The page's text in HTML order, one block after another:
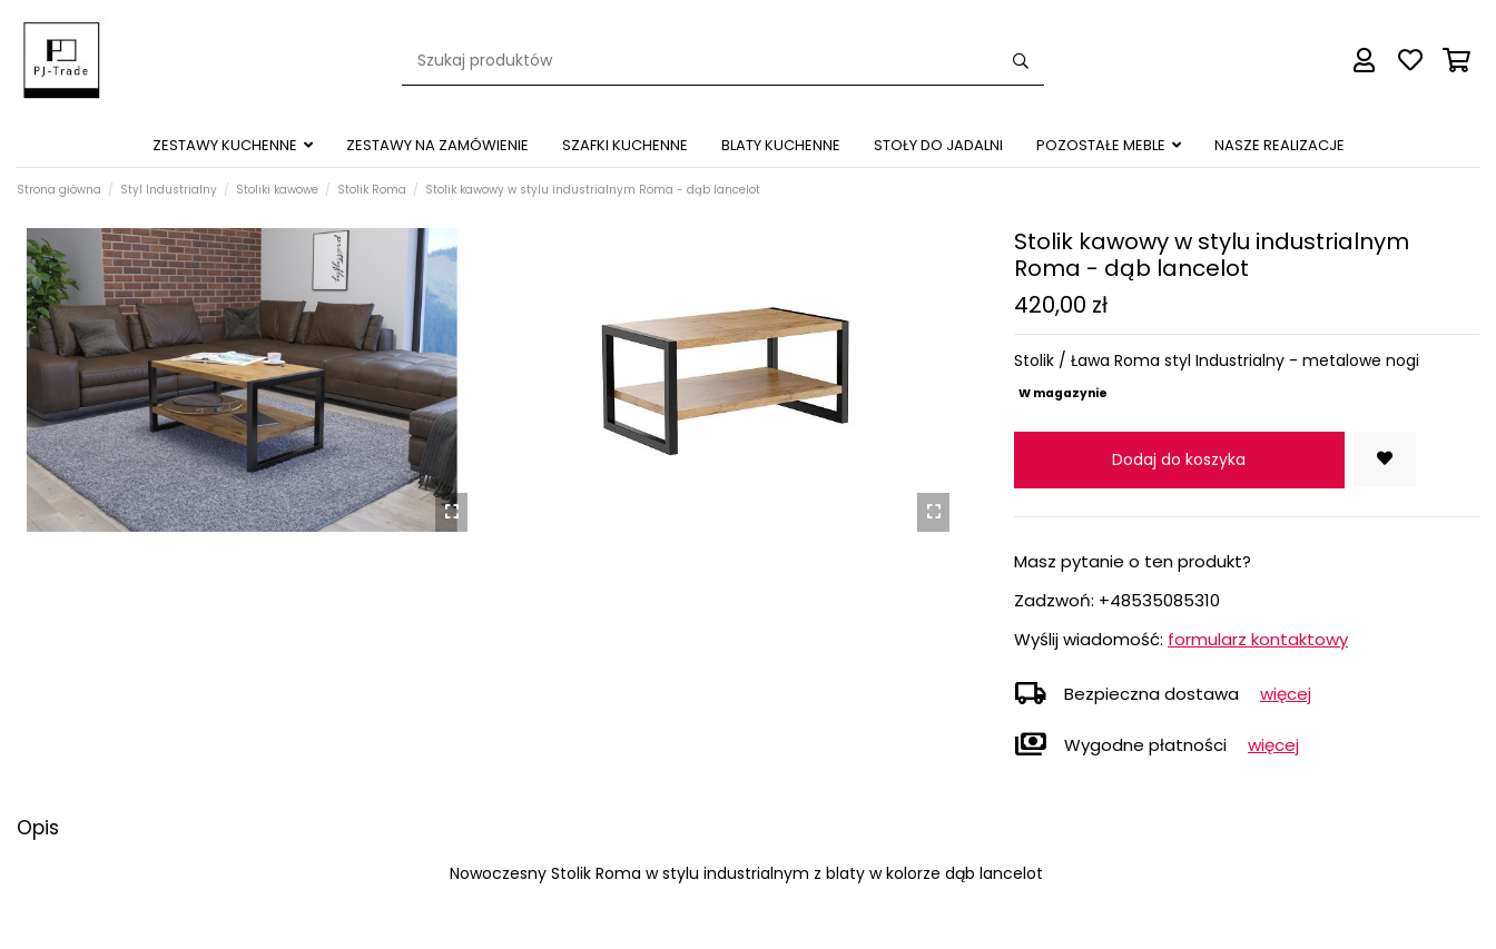
ZESTAWY KUCHENNE ZESTAWY NA ZAMÓWIENIE SZAFKI KUCHENNE BLATY KUCHENNE STOŁY DO JADALNI POZOSTAŁE MEBLE NASZE REALIZACJE
Strona główna Styl Industrialny Stoliki kawowe Stolik Roma Stolik kawowy w stylu industrialnym Roma - dąb lancelot
Stolik kawowy w stylu industrialnym
Roma - dąb lancelot
420,00 zł
Stolik / Ława Roma styl Industrialny - metalowe nogi
W magazynie
Dodaj do koszyka
Masz pytanie o ten produkt?
Zadzwoń: +48535085310
Wyślij wiadomość: formularz kontaktowy
local_shipping Bezpieczna dostawa więcej
payments Wygodne płatności więcej
Opis
Nowoczesny Stolik Roma w stylu industrialnym z blaty w kolorze dąb lancelot